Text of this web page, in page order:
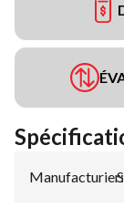
Manufacturier: